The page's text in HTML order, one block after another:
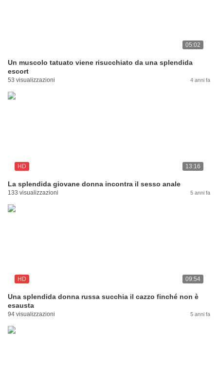
05:02
Un muscolo tatuato viene risucchiato da una splendida
escort
53 visualizzazioni 4 anni fa
HD 13:16
La splendida giovane donna incontra il sesso anale
133 visualizzazioni 5 anni fa
HD 09:54
Una splendida donna russa succhia il cazzo finché non è
esausta
94 visualizzazioni 5 anni fa